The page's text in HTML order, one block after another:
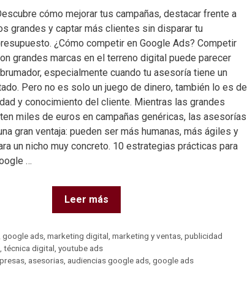
cómo mejorar tus campañas, destacar frente a
grandes y captar más clientes sin disparar tu
¿Cómo competir en Google Ads? Competir
grandes marcas en el terreno digital puede parecer
especialmente cuando tu asesoría tiene un
Pero no es solo un juego de dinero, también lo es de
y conocimiento del cliente. Mientras las grandes
miles de euros en campañas genéricas, las asesorías
gran ventaja: pueden ser más humanas, más ágiles y
un nicho muy concreto. 10 estrategias prácticas para
…
Leer más
,google ads ,marketing digital ,marketing y ventas ,publicidad
técnica digital youtube ads
asesorias audiencias google ads ,google ads